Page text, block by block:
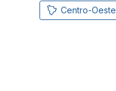
Centro-Oeste